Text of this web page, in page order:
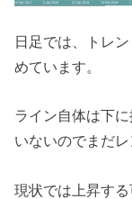
日足では、トレ
めています。
ライン自体は下
いないのでまだ
現状では上昇する